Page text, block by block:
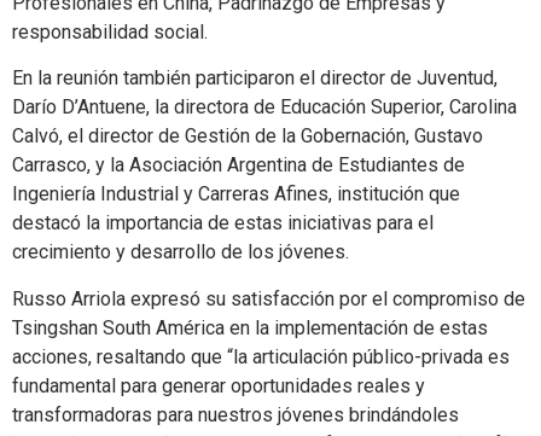
responsabilidad social.
En la reunión también participaron el director de Juventud,
Darío D’Antuene, la directora de Educación Superior, Carolina
Calvó, el director de Gestión de la Gobernación, Gustavo
Carrasco, y la Asociación Argentina de Estudiantes de
Ingeniería Industrial y Carreras Afines, institución que
destacó la importancia de estas iniciativas para el
crecimiento y desarrollo de los jóvenes.
Russo Arriola expresó su satisfacción por el compromiso de
Tsingshan South América en la implementación de estas
acciones, resaltando que “la articulación público-privada es
fundamental para generar oportunidades reales y
transformadoras para nuestros jóvenes brindándoles